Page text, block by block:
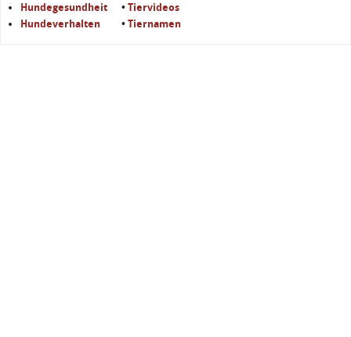
Hundegesundheit • Tiervideos
Hundeverhalten • Tiernamen